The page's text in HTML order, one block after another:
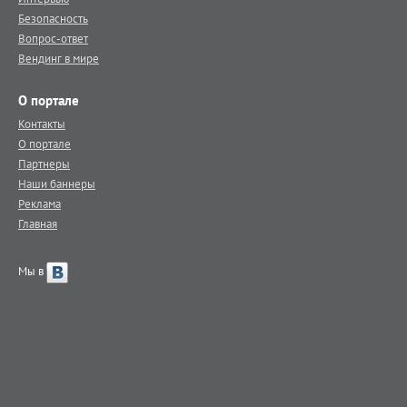
Безопасность
Вопрос-ответ
Вендинг в мире
О портале
Контакты
О портале
Партнеры
Наши баннеры
Реклама
Главная
Мы в